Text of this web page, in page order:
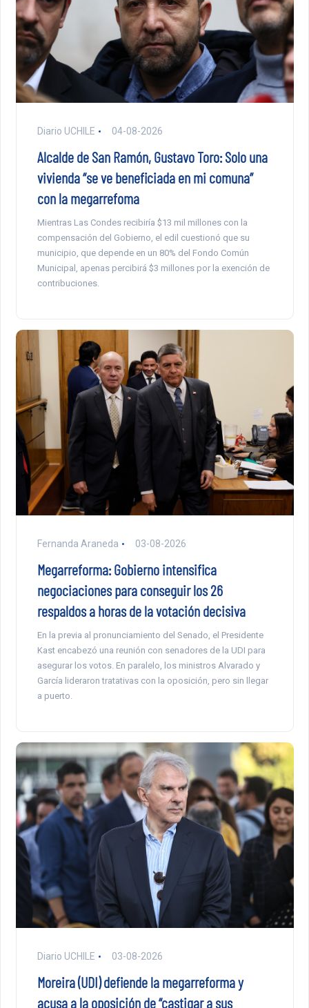
Diario UCHILE 04-08-2026
Alcalde de San Ramón, Gustavo Toro: Solo una
vivienda “se ve beneficiada en mi comuna”
con la megarrefoma
Mientras Las Condes recibiría $13 mil millones con la
compensación del Gobierno, el edil cuestionó que su
municipio, que depende en un 80% del Fondo Común
Municipal, apenas percibirá $3 millones por la exención de
contribuciones.
Fernanda Araneda 03-08-2026
Megarreforma: Gobierno intensifica
negociaciones para conseguir los 26
respaldos a horas de la votación decisiva
En la previa al pronunciamiento del Senado, el Presidente
Kast encabezó una reunión con senadores de la UDI para
asegurar los votos. En paralelo, los ministros Alvarado y
García lideraron tratativas con la oposición, pero sin llegar
a puerto.
Diario UCHILE 03-08-2026
Moreira (UDI) defiende la megarreforma y
acusa a la oposición de “castigar a sus